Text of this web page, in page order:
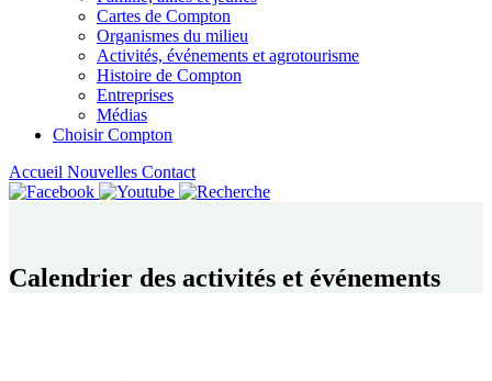
Cartes de Compton
Organismes du milieu
Activités, événements et agrotourisme
Histoire de Compton
Entreprises
Médias
Choisir Compton
Accueil Nouvelles Contact
Calendrier des activités et événements